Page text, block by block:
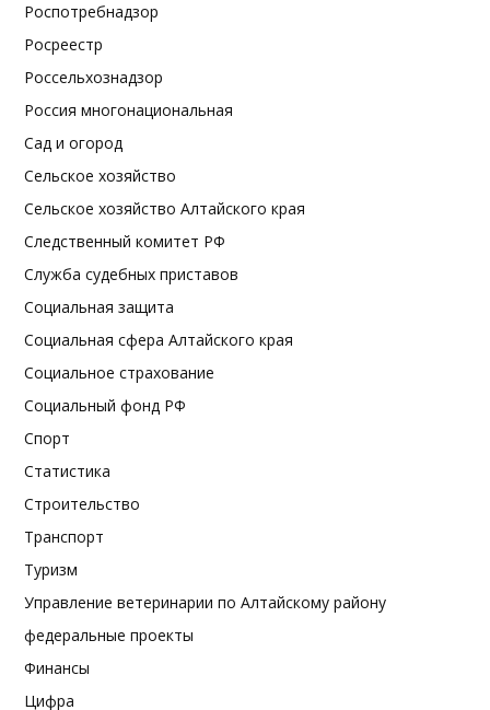
Роспотребнадзор
Росреестр
Россельхознадзор
Россия многонациональная
Сад и огород
Сельское хозяйство
Сельское хозяйство Алтайского края
Следственный комитет РФ
Служба судебных приставов
Социальная защита
Социальная сфера Алтайского края
Социальное страхование
Социальный фонд РФ
Спорт
Статистика
Строительство
Транспорт
Туризм
Управление ветеринарии по Алтайскому району
федеральные проекты
Финансы
Цифра